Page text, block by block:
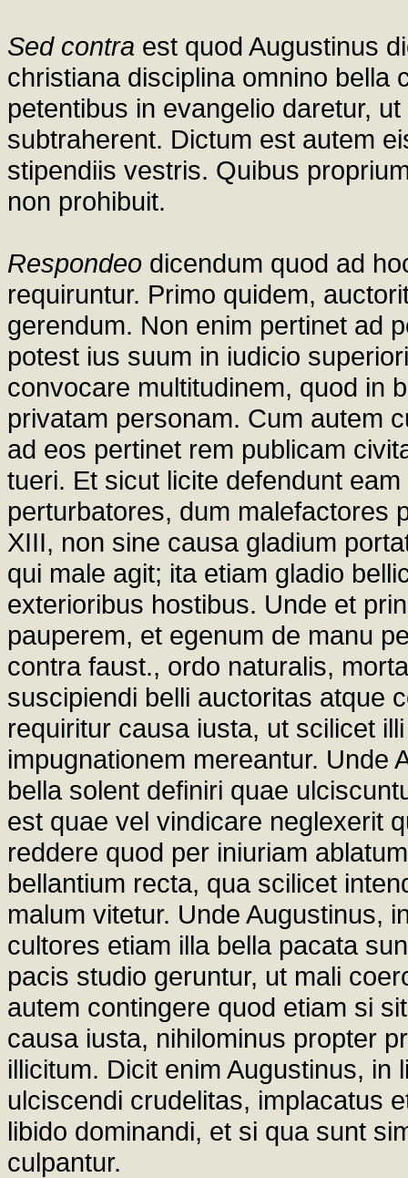
Sed contra est quod Augustinus
christiana disciplina omnino bella
petentibus in evangelio daretur,
subtraherent. Dictum est autem
stipendiis vestris. Quibus
non prohibuit.
Respondeo dicendum quod ad
requiruntur. Primo quidem,
gerendum. Non enim pertinet ad
potest ius suum in iudicio
convocare multitudinem, quod in
privatam personam. Cum autem
ad eos pertinet rem publicam
tueri. Et sicut licite defendunt
perturbatores, dum malefactores
XIII, non sine causa gladium
qui male agit; ita etiam gladio
exterioribus hostibus. Unde et
pauperem, et egenum de manu
contra faust., ordo naturalis,
suscipiendi belli auctoritas atque
requiritur causa iusta, ut scilicet
impugnationem mereantur. Unde
bella solent definiri quae
est quae vel vindicare neglexerit
reddere quod per iniuriam
bellantium recta, qua scilicet
malum vitetur. Unde Augustinus,
cultores etiam illa bella pacata
pacis studio geruntur, ut mali
autem contingere quod etiam si
causa iusta, nihilominus propter
illicitum. Dicit enim Augustinus,
ulciscendi crudelitas, implacatus
libido dominandi, et si qua sunt
culpantur.